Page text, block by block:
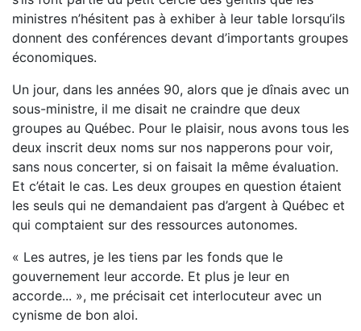
ministres n’hésitent pas à exhiber à leur table lorsqu’ils
donnent des conférences devant d’importants groupes
économiques.
Un jour, dans les années 90, alors que je dînais avec un
sous-ministre, il me disait ne craindre que deux
groupes au Québec. Pour le plaisir, nous avons tous les
deux inscrit deux noms sur nos napperons pour voir,
sans nous concerter, si on faisait la même évaluation.
Et c’était le cas. Les deux groupes en question étaient
les seuls qui ne demandaient pas d’argent à Québec et
qui comptaient sur des ressources autonomes.
« Les autres, je les tiens par les fonds que le
gouvernement leur accorde. Et plus je leur en
accorde... », me précisait cet interlocuteur avec un
cynisme de bon aloi.